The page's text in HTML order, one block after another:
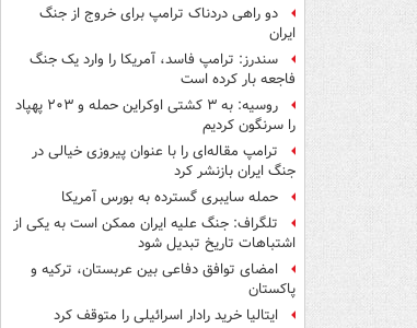
دو راهی دردناک ترامپ برای خروج از جنگ
ایران
سندرز: ترامپ فاسد، آمریکا را وارد یک جنگ
فاجعه بار کرده است
روسیه: به ۳ کشتی اوکراین حمله و ۲۰۳ پهپاد
را سرنگون کردیم
ترامپ مقاله‌ای را با عنوان پیروزی خیالی در
جنگ ایران بازنشر کرد
حمله سایبری گسترده به بورس آمریکا
تلگراف: جنگ علیه ایران ممکن است به یکی از
اشتباهات تاریخ تبدیل شود
امضای توافق دفاعی بین عربستان، ترکیه و
پاکستان
ایتالیا خرید رادار اسرائیلی را متوقف کرد